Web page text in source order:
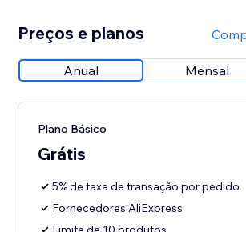
Preços e planos
Anual Mensal
Plano Básico
Grátis
5% de taxa de transação por pedido
Fornecedores AliExpress